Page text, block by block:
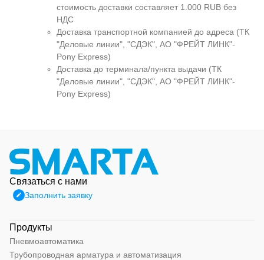
стоимость доставки составляет 1.000 RUB без
НДС
Доставка транспортной компанией до адреса (ТК
"Деловые линии", "СДЭК", АО "ФРЕЙТ ЛИНК"-
Pony Express)
Доставка до терминала/пункта выдачи (ТК
"Деловые линии", "СДЭК", АО "ФРЕЙТ ЛИНК"-
Pony Express)
Связаться с нами
Заполнить заявку
Продукты
Пневмоавтоматика
Трубопроводная арматура и автоматизация